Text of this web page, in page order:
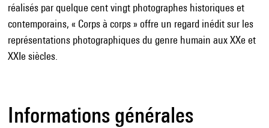
réalisés par quelque cent vingt photographes historiques et
contemporains, « Corps à corps » offre un regard inédit sur les
représentations photographiques du genre humain aux XXe et
XXIe siècles.
Informations générales